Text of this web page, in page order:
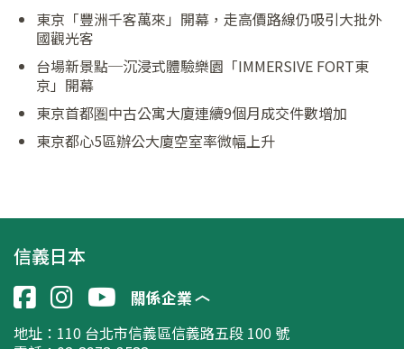
東京「豐洲千客萬來」開幕，走高價路線仍吸引大批外
國觀光客
台場新景點─沉浸式體驗樂園「IMMERSIVE FORT東
京」開幕
東京首都圏中古公寓大廈連續9個月成交件數增加
東京都心5區辦公大廈空室率微幅上升
信義日本
關係企業
地址： 110 台北市信義區信義路五段 100 號